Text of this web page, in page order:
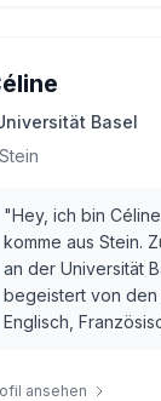
Basel
Stein
"Hey, ich bin
komme aus Stein.
an der Universität
begeistert von den
Englisch,
ansehen